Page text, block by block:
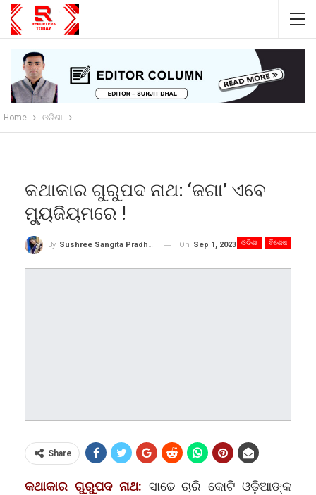
Home ଓଡିଶା
କଥାକାର ଗୁରୁପଦ ନାଥ: ‘ଜଗା’ ଏବେ
ମ୍ୟୁଜିୟମରେ !
ଓଡିଶା ବିଶେଷ
By Sushree Sangita Pradhan On Sep 1, 2023
Share
କଥାକାର ଗୁରୁପଦ ନାଥ: ସାଢେ ଚାରି କୋଟି ଓଡ଼ିଆଙ୍କ